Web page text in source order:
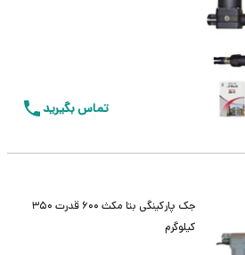
تماس بگیرید
جک پارکینگی بتا مکث 600 قدرت 350
کیلوگرم